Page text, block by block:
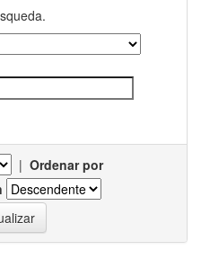
| Ordenar por